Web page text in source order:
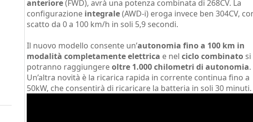
anteriore(FWD), avrà una potenza combinata di 268CV. La
configurazione integrale(AWD-i) eroga invece ben 304CV,
scatto da 0 a 100 km/h in soli 5,9 secondi.
Il nuovo modello consente un’autonomia fino a 100 km in
modalità completamente elettrica e nel ciclo combinato si
potranno raggiungereoltre 1.000 chilometri di autonomia.
Un’altra novità è la ricarica rapida in corrente continua fino a
50kW, che consentirà di ricaricare la batteria in soli 30 minuti.